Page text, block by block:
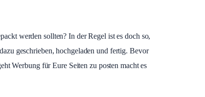
werden sollten? In der Regel ist es doch so,
geschrieben, hochgeladen und fertig. Bevor
Werbung für Eure Seiten zu posten macht es